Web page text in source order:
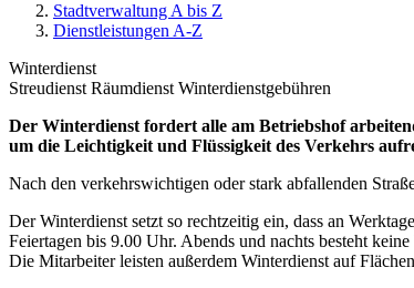
Stadtverwaltung A bis Z
Dienstleistungen A-Z
Winterdienst
Streudienst Räumdienst Winterdienstgebühren
Der Winterdienst fordert alle am Betriebshof
um die Leichtigkeit und Flüssigkeit des Verkehrs
Nach den verkehrswichtigen oder stark abfallenden
Der Winterdienst setzt so rechtzeitig ein, dass an
Feiertagen bis 9.00 Uhr. Abends und nachts besteht
Die Mitarbeiter leisten außerdem Winterdienst auf